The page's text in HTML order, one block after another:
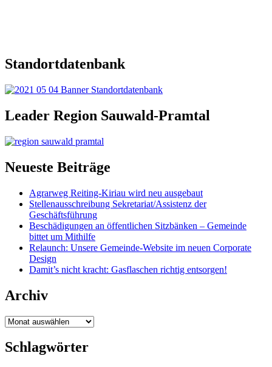
Standortdatenbank
Leader Region Sauwald-Pramtal
Neueste Beiträge
Agrarweg Reiting-Kiriau wird neu ausgebaut
Stellenausschreibung Sekretariat/Assistenz der
Geschäftsführung
Beschädigungen an öffentlichen Sitzbänken – Gemeinde
bittet um Mithilfe
Relaunch: Unsere Gemeinde-Website im neuen Corporate
Design
Damit’s nicht kracht: Gasflaschen richtig entsorgen!
Archiv
Archiv
Schlagwörter